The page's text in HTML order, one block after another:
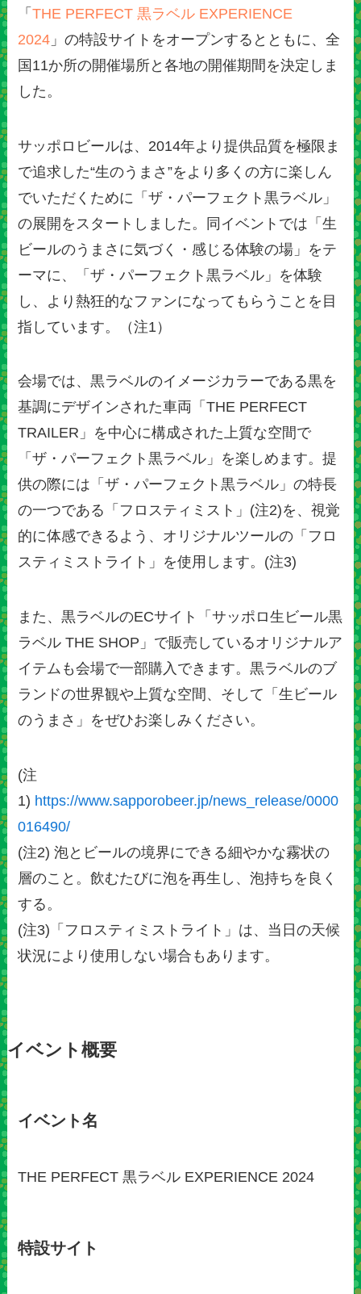
「THE PERFECT 黒ラベル EXPERIENCE
2024 」の特設サイトをオープンするとともに、全
国11か所の開催場所と各地の開催期間を決定しま
した。
サッポロビールは、2014年より提供品質を極限ま
で追求した“生のうまさ”をより多くの方に楽しん
でいただくために「ザ・パーフェクト黒ラベル」
の展開をスタートしました。同イベントでは「生
ビールのうまさに気づく・感じる体験の場」をテ
ーマに、「ザ・パーフェクト黒ラベル」を体験
し、より熱狂的なファンになってもらうことを目
指しています。（注1）
会場では、黒ラベルのイメージカラーである黒を
基調にデザインされた車両「THE PERFECT
TRAILER」を中心に構成された上質な空間で
「ザ・パーフェクト黒ラベル」を楽しめます。提
供の際には「ザ・パーフェクト黒ラベル」の特長
の一つである「フロスティミスト」(注2)を、視覚
的に体感できるよう、オリジナルツールの「フロ
スティミストライト」を使用します。(注3)
また、黒ラベルのECサイト「サッポロ生ビール黒
ラベル THE SHOP」で販売しているオリジナルア
イテムも会場で一部購入できます。黒ラベルのブ
ランドの世界観や上質な空間、そして「生ビール
のうまさ」をぜひお楽しみください。
(注
1) https://www.sapporobeer.jp/news_release/0000
016490/
(注2) 泡とビールの境界にできる細やかな霧状の
層のこと。飲むたびに泡を再生し、泡持ちを良く
する。
(注3)「フロスティミストライト」は、当日の天候
状況により使用しない場合もあります。
イベント概要
イベント名
THE PERFECT 黒ラベル EXPERIENCE 2024
特設サイト